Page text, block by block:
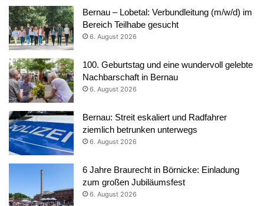
Bernau – Lobetal: Verbundleitung (m/w/d) im
Bereich Teilhabe gesucht
6. August 2026
100. Geburtstag und eine wundervoll gelebte
Nachbarschaft in Bernau
6. August 2026
Bernau: Streit eskaliert und Radfahrer
ziemlich betrunken unterwegs
6. August 2026
6 Jahre Braurecht in Börnicke: Einladung
zum großen Jubiläumsfest
6. August 2026